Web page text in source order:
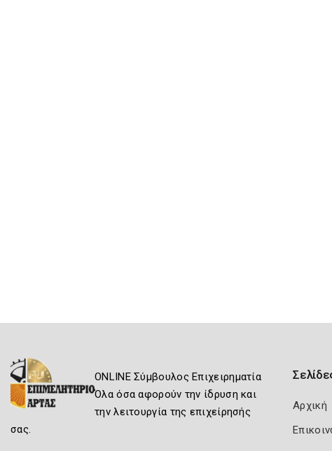
ONLINE Σύμβουλος Επιχειρηματία
Όλα όσα αφορούν την ίδρυση και
την λειτουργία της επιχείρησής
σας.
Αρχική